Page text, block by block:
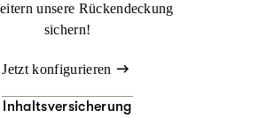
unsere Rückendeckung
sichern!
Jetzt konfigurieren
Inhaltsversicherung